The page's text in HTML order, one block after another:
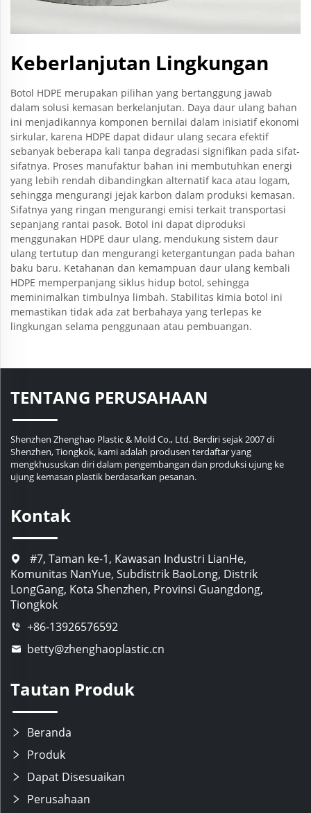
Keberlanjutan Lingkungan
Botol HDPE merupakan pilihan yang bertanggung jawab
dalam solusi kemasan berkelanjutan. Daya daur ulang bahan
ini menjadikannya komponen bernilai dalam inisiatif ekonomi
sirkular, karena HDPE dapat didaur ulang secara efektif
sebanyak beberapa kali tanpa degradasi signifikan pada sifat-
sifatnya. Proses manufaktur bahan ini membutuhkan energi
yang lebih rendah dibandingkan alternatif kaca atau logam,
sehingga mengurangi jejak karbon dalam produksi kemasan.
Sifatnya yang ringan mengurangi emisi terkait transportasi
sepanjang rantai pasok. Botol ini dapat diproduksi
menggunakan HDPE daur ulang, mendukung sistem daur
ulang tertutup dan mengurangi ketergantungan pada bahan
baku baru. Ketahanan dan kemampuan daur ulang kembali
HDPE memperpanjang siklus hidup botol, sehingga
meminimalkan timbulnya limbah. Stabilitas kimia botol ini
memastikan tidak ada zat berbahaya yang terlepas ke
lingkungan selama penggunaan atau pembuangan.
TENTANG PERUSAHAAN
Shenzhen Zhenghao Plastic & Mold Co., Ltd. Berdiri sejak 2007 di
Shenzhen, Tiongkok, kami adalah produsen terdaftar yang
mengkhususkan diri dalam pengembangan dan produksi ujung ke
ujung kemasan plastik berdasarkan pesanan.
Kontak
#7, Taman ke-1, Kawasan Industri LianHe,
Komunitas NanYue, Subdistrik BaoLong, Distrik
LongGang, Kota Shenzhen, Provinsi Guangdong,
Tiongkok
+86-13926576592
betty@zhenghaoplastic.cn
Tautan Produk
Beranda
Produk
Dapat Disesuaikan
Perusahaan